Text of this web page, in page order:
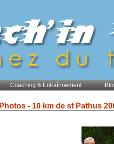
Coaching & Entraînnement
Photos - 10 km de st Pathus